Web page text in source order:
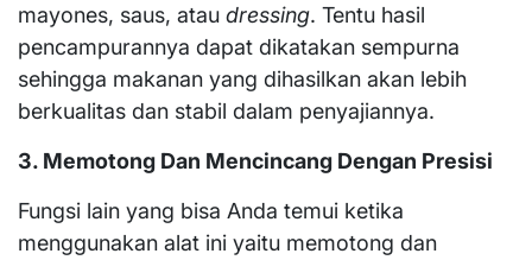
mayones, saus, atau dressing. Tentu hasil
pencampurannya dapat dikatakan sempurna
sehingga makanan yang dihasilkan akan lebih
berkualitas dan stabil dalam penyajiannya.
3. Memotong Dan Mencincang Dengan Presisi
Fungsi lain yang bisa Anda temui ketika
menggunakan alat ini yaitu memotong dan